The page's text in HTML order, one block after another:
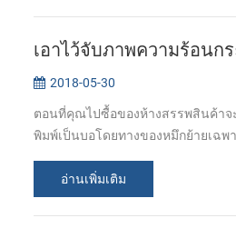
เอาไว้จับภาพความร้อนก
2018-05-30
ตอนที่คุณไปซื้อของห้างสรรพสินค้าจ
พิมพ์เป็นบอโดยทางของหมึกย้ายเฉพ
อ่านเพิ่มเติม